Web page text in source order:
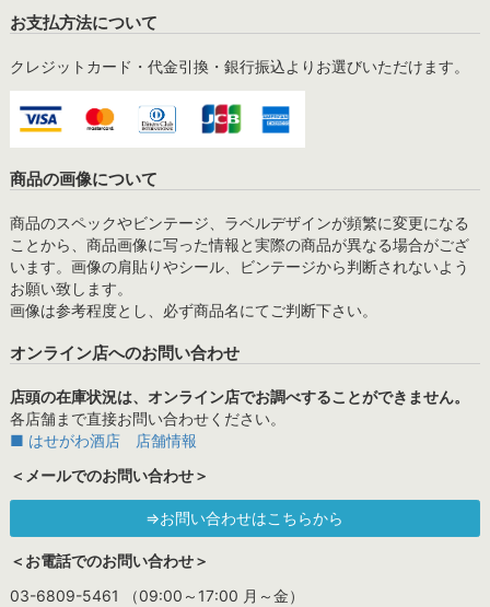
お支払方法について
クレジットカード・代金引換・銀行振込よりお選びいただけます。
商品の画像について
商品のスペックやビンテージ、ラベルデザインが頻繁に変更になる
ことから、商品画像に写った情報と実際の商品が異なる場合がござ
います。画像の肩貼りやシール、ビンテージから判断されないよう
お願い致します。
画像は参考程度とし、必ず商品名にてご判断下さい。
オンライン店へのお問い合わせ
店頭の在庫状況は、オンライン店でお調べすることができません。
各店舗まで直接お問い合わせください。
■ はせがわ酒店 店舗情報
＜メールでのお問い合わせ＞
⇒お問い合わせはこちらから
＜お電話でのお問い合わせ＞
03-6809-5461 （09:00～17:00 月～金）